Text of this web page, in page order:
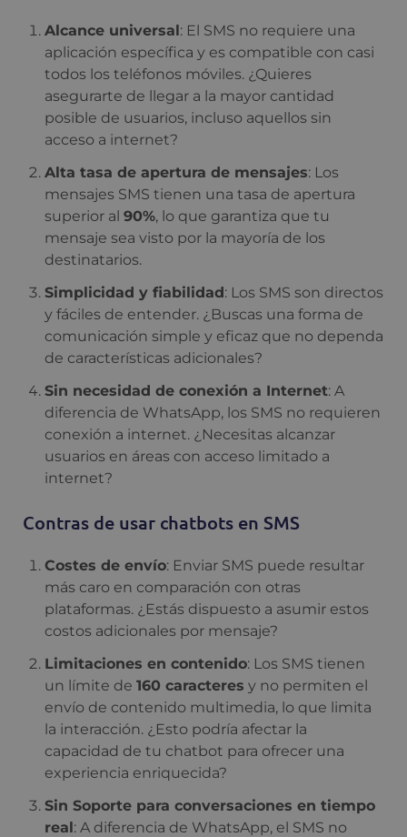
Alcance universal: El SMS no requiere una
aplicación específica y es compatible con casi
todos los teléfonos móviles. ¿Quieres
asegurarte de llegar a la mayor cantidad
posible de usuarios, incluso aquellos sin
acceso a internet?
Alta tasa de apertura de mensajes: Los
mensajes SMS tienen una tasa de apertura
superior al 90%, lo que garantiza que tu
mensaje sea visto por la mayoría de los
destinatarios.
Simplicidad y fiabilidad: Los SMS son directos
y fáciles de entender. ¿Buscas una forma de
comunicación simple y eficaz que no dependa
de características adicionales?
Sin necesidad de conexión a Internet: A
diferencia de WhatsApp, los SMS no requieren
conexión a internet. ¿Necesitas alcanzar
usuarios en áreas con acceso limitado a
internet?
Contras de usar chatbots en SMS
Costes de envío: Enviar SMS puede resultar
más caro en comparación con otras
plataformas. ¿Estás dispuesto a asumir estos
costos adicionales por mensaje?
Limitaciones en contenido: Los SMS tienen
un límite de 160 caracteres y no permiten el
envío de contenido multimedia, lo que limita
la interacción. ¿Esto podría afectar la
capacidad de tu chatbot para ofrecer una
experiencia enriquecida?
Sin Soporte para conversaciones en tiempo
real: A diferencia de WhatsApp, el SMS no